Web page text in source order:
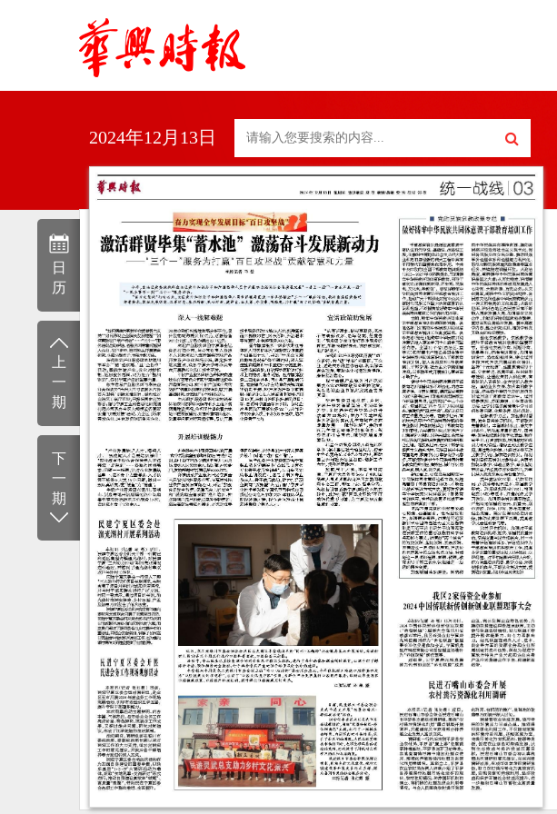
日
历
上
一
期
下
一
期
2024年12月13日